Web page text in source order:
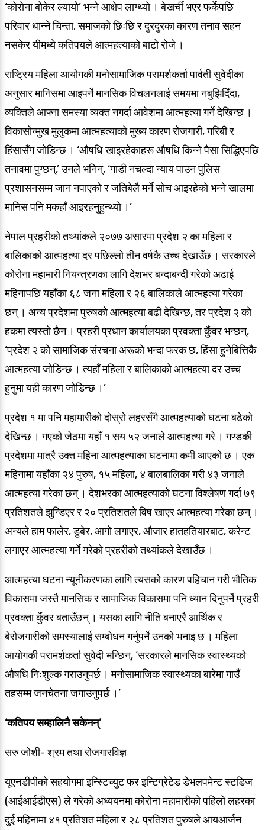
‘कोरोना बोकेर ल्यायो’ भन्ने आक्षेप लाग्थ्यो । बेखर्ची भएर फर्केपछि
परिवार धान्ने चिन्ता, समाजको छिःछि र दुरदुरका कारण तनाव सहन
नसकेर यीमध्ये कतिपयले आत्महत्याको बाटो रोजे ।
राष्ट्रिय महिला आयोगकी मनोसामाजिक परामर्शकर्ता पार्वती सुवेदीका
अनुसार मानिसमा आइपर्ने मानसिक विचलनलाई समयमा नबुझिदिँदा,
व्यक्तिले आफ्ना समस्या व्यक्त नगर्दा आवेशमा आत्महत्या गर्ने देखिन्छ ।
विकासोन्मुख मुलुकमा आत्महत्याको मुख्य कारण रोजगारी, गरिबी र
हिंसासँग जोडिन्छ । ‘औषधि खाइरहेकाहरू औषधि किन्ने पैसा सिद्धिएपछि
तनावमा पुग्छन्,’ उनले भनिन्, ‘गाडी नचल्दा न्याय पाउन पुलिस
प्रशासनसम्म जान नपाएको र जतिबेलै मर्ने सोच आइरहेको भन्ने खालमा
मानिस पनि मकहाँ आइरहनुहुन्थ्यो ।’
नेपाल प्रहरीको तथ्यांकले २०७७ असारमा प्रदेश २ का महिला र
बालिकाको आत्महत्या दर पछिल्लो तीन वर्षकै उच्च देखाउँछ । सरकारले
कोरोना महामारी नियन्त्रणका लागि देशभर बन्दाबन्दी गरेको अढाई
महिनापछि यहाँका ६८ जना महिला र २६ बालिकाले आत्महत्या गरेका
छन् । अन्य प्रदेशमा पुरुषको आत्महत्या बढी देखिन्छ, तर प्रदेश २ को
हकमा त्यस्तो छैन । प्रहरी प्रधान कार्यालयका प्रवक्ता कुँवर भन्छन्,
‘प्रदेश २ को सामाजिक संरचना अरूको भन्दा फरक छ, हिंसा हुनेबित्तिकै
आत्महत्या जोडिन्छ । त्यहाँ महिला र बालिकाको आत्महत्या दर उच्च
हुनुमा यही कारण जोडिन्छ ।’
प्रदेश १ मा पनि महामारीको दोस्रो लहरसँगै आत्महत्याको घटना बढेको
देखिन्छ । गएको जेठमा यहाँ १ सय ५२ जनाले आत्महत्या गरे । गण्डकी
प्रदेशमा मात्रै उक्त महिना आत्महत्याका घटनामा कमी आएको छ । एक
महिनामा यहाँका २४ पुरुष, १५ महिला, ४ बालबालिका गरी ४३ जनाले
आत्महत्या गरेका छन् । देशभरका आत्महत्याको घटना विश्लेषण गर्दा ७९
प्रतिशतले झुन्डिएर र २० प्रतिशतले विष खाएर आत्महत्या गरेका छन् ।
अन्यले हाम फालेर, डुबेर, आगो लगाएर, औजार हातहतियारबाट, करेन्ट
लगाएर आत्महत्या गर्ने गरेको प्रहरीको तथ्यांकले देखाउँछ ।
आत्महत्या घटना न्यूनीकरणका लागि त्यसको कारण पहिचान गरी भौतिक
विकासमा जस्तै मानसिक र सामाजिक विकासमा पनि ध्यान दिनुपर्ने प्रहरी
प्रवक्ता कुँवर बताउँछन् । यसका लागि नीति बनाएरै आर्थिक र
बेरोजगारीको समस्यालाई सम्बोधन गर्नुपर्ने उनको भनाइ छ । महिला
आयोगकी परामर्शकर्ता सुवेदी भन्छिन्, ‘सरकारले मानसिक स्वास्थ्यको
औषधि निःशुल्क गराउनुपर्छ । मनोसामाजिक स्वास्थ्यका बारेमा गाउँ
तहसम्म जनचेतना जगाउनुपर्छ ।’
‘कतिपय सम्हालिनै सकेनन्’
सरु जोशी- श्रम तथा रोजगारविज्ञ
यूएनडीपीको सहयोगमा इन्स्टिच्युट फर इन्टिग्रेटेड डेभलपमेन्ट स्टडिज
(आईआईडीएस) ले गरेको अध्ययनमा कोरोना महामारीको पहिलो लहरका
दुई महिनामा ४१ प्रतिशत महिला र २८ प्रतिशत पुरुषले आयआर्जन